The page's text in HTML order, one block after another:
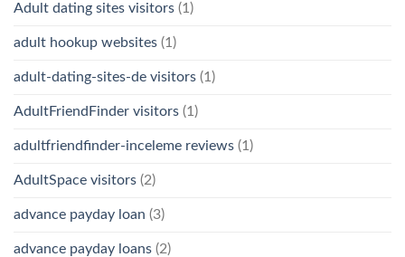
Adult dating sites visitors (1)
adult hookup websites (1)
adult-dating-sites-de visitors (1)
AdultFriendFinder visitors (1)
adultfriendfinder-inceleme reviews (1)
AdultSpace visitors (2)
advance payday loan (3)
advance payday loans (2)